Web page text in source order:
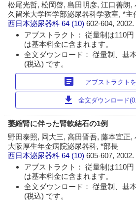
松尾光哲, 松岡啓, 島田明彦, 江口善朗,
久留米大学医学部泌尿器科学教室, *主
西日本泌尿器科 64 (10)602-604, 2002.
アブストラクト： 従量制は110
は基本料金に含まれます。
全文ダウンロード： 従量制、基
(税込) です。
article アブストラクト
download 全文ダウンロード
萎縮腎に伴った腎軟結石の1例
野田泰照, 岡大三, 高田晋吾, 藤本宜正,
大阪厚生年金病院泌尿器科, *部長
西日本泌尿器科 64 (10)605-607, 2002.
アブストラクト： 従量制は110
は基本料金に含まれます。
全文ダウンロード： 従量制、基
(税込) です。